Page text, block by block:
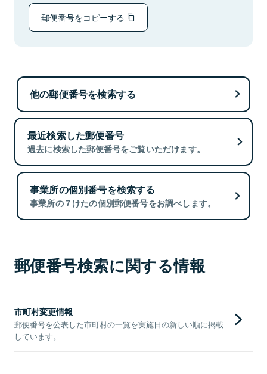
郵便番号をコピーする
他の郵便番号を検索する
最近検索した郵便番号
過去に検索した郵便番号をご覧いただけます。
事業所の個別番号を検索する
事業所の７けたの個別郵便番号をお調べします。
郵便番号検索に関する情報
市町村変更情報
郵便番号を公表した市町村の一覧を実施日の新しい順に掲載
しています。